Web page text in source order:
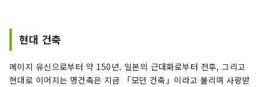
터 계절에 따라 교토 문화를 만끽할 수 있는 플랜까
지 특별한 경험을 제공합니다.
현대 건축
메이지 유신으로부터 약 150년. 일본의 근대화로부터 전후, 그리고
현대로 이어지는 명건축은 지금 「모던 건축」이라고 불리며 사랑받